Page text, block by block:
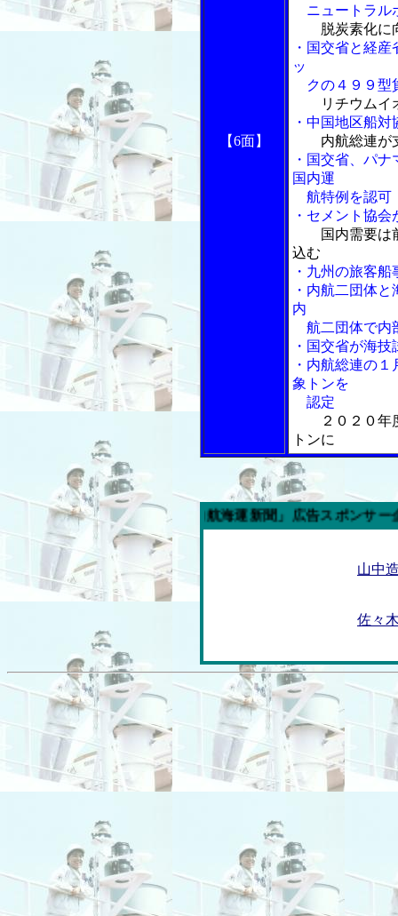
【6面】
ニュートラル
脱炭素化に
・国交省と経
ッ
クの４９９型
リチウムイ
・中国地区船
内航総連が
・国交省、パ
国内運
航特例を認可
・セメント協
国内需要は
込む
・九州の旅客
・内航二団体
内
航二団体で内
・国交省が海
・内航総連の
象トンを
認定
２０２０
トンに
今週の「内航海運新聞」広告スポンサー企業
山中
佐々